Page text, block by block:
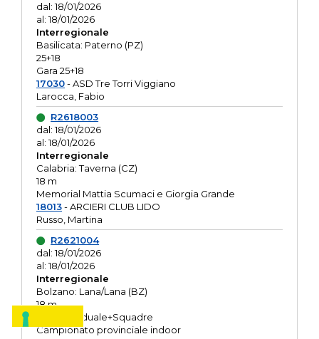
dal: 18/01/2026
al: 18/01/2026
Interregionale
Basilicata: Paterno (PZ)
25+18
Gara 25+18
17030- ASD Tre Torri Viggiano
Larocca, Fabio
R2618003
dal: 18/01/2026
al: 18/01/2026
Interregionale
Calabria: Taverna (CZ)
18 m
Memorial Mattia Scumaci e Giorgia Grande
18013- ARCIERI CLUB LIDO
Russo, Martina
R2621004
dal: 18/01/2026
al: 18/01/2026
Interregionale
Bolzano: Lana/Lana (BZ)
18 m
O.R. Individuale+Squadre
Campionato provinciale indoor